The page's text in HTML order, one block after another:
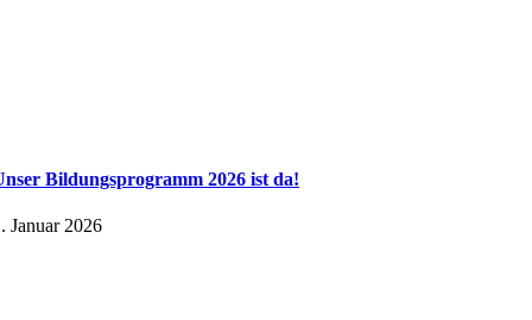
Bildungsprogramm 2026 ist da!
Januar 2026